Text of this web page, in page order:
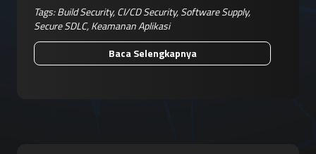
Tags:Build Security,CI/CD Security,Software Supply,
Secure SDLC,Keamanan Aplikasi
Baca Selengkapnya